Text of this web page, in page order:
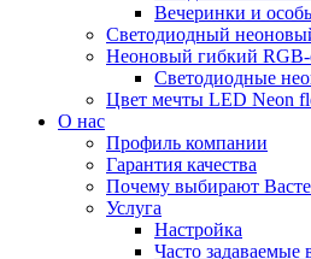
Вечеринки и
Светодиодный
Неоновый гибкий RGB-
Светодиодные
Цвет мечты LED Neon
О нас
Профиль компании
Гарантия качества
Почему выбирают
Услуга
Настройка
Часто задаваемые